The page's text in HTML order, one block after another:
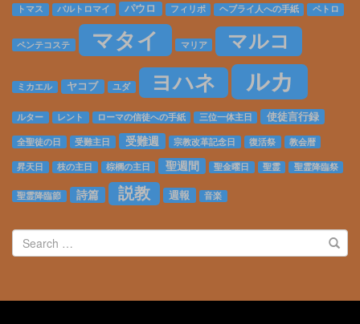
トマス バルトロマイ パウロ フィリポ ヘブライ人への手紙 ペトロ
ペンテコステ マタイ マリア マルコ
ミカエル ヤコブ ユダ ヨハネ ルカ
ルター レント ローマの信徒への手紙 三位一体主日 使徒言行録
全聖徒の日 受難主日 受難週 宗教改革記念日 復活祭 教会暦
昇天日 枝の主日 棕櫚の主日 聖週間 聖金曜日 聖霊 聖霊降臨祭
聖霊降臨節 詩篇 説教 週報 音楽
Search
for: